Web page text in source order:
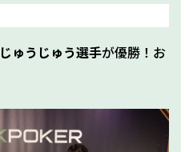
じゅうじゅう選手が優勝！お